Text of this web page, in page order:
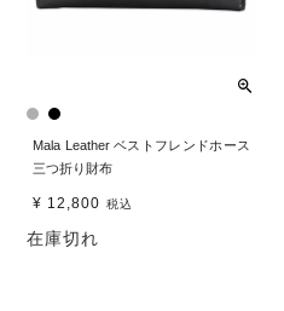
Mala Leather ベストフレンドホース
三つ折り財布
¥ 12,800 税込
在庫切れ